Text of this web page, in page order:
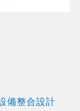
備整合設計